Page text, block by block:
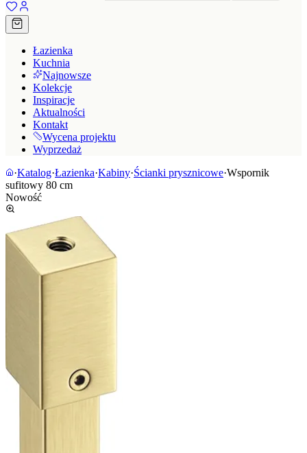
Łazienka
Kuchnia
Najnowsze
Kolekcje
Inspiracje
Aktualności
Kontakt
Wycena projektu
Wyprzedaż
·Katalog·Łazienka·Kabiny·Ścianki prysznicowe·Wspornik
sufitowy 80 cm
Nowość